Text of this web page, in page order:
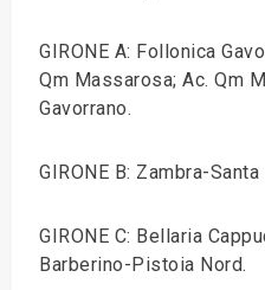
GIRONE A: Follonica
Qm Massarosa; Ac. Qm
Gavorrano.
GIRONE B: Zambra-
GIRONE C: Bellaria
Barberino-Pistoia Nord.